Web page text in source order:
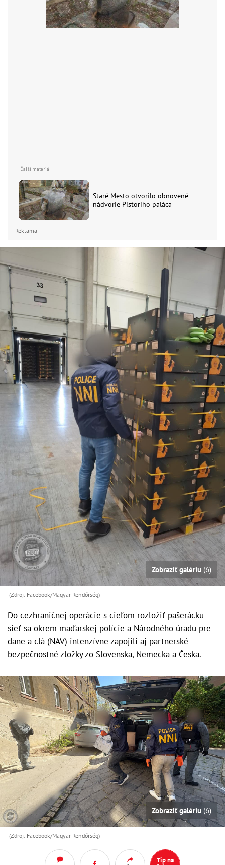
Staré Mesto otvorilo obnovené
nádvorie Pistoriho paláca
Reklama
Zobraziť galériu (6)
(Zdroj: Facebook/Magyar Rendőrség)
Do cezhraničnej operácie s cieľom rozložiť pašerácku
sieť sa okrem maďarskej polície a Národného úradu pre
dane a clá (NAV) intenzívne zapojili aj partnerské
bezpečnostné zložky zo Slovenska, Nemecka a Česka.
Zobraziť galériu (6)
(Zdroj: Facebook/Magyar Rendőrség)
Tip na